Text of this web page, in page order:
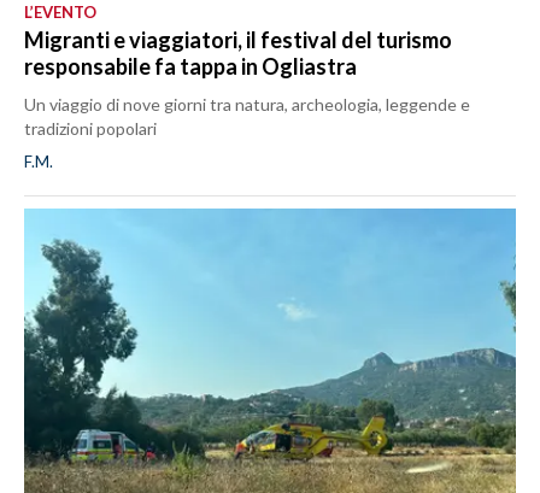
L’EVENTO
Migranti e viaggiatori, il festival del turismo
responsabile fa tappa in Ogliastra
Un viaggio di nove giorni tra natura, archeologia, leggende e
tradizioni popolari
F.M.